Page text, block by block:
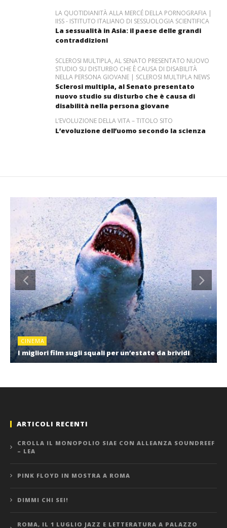
LA QUOTIDIANITÀ ALLA MERCÉ DELLA PORNOGRAFIA |
IISS - ISTITUTO ITALIANO DI SESSUOLOGIA SCIENTIFICA
La sessualità in Asia: il paese delle grandi
contraddizioni
SCLEROSI MULTIPLA, AL SENATO PRESENTATO NUOVO
STUDIO SU DISTURBO CHE È CAUSA DI DISABILITÀ
NELLA PERSONA GIOVANE | SCLEROSI MULTIPLA NEWS
Sclerosi multipla, al Senato presentato
nuovo studio su disturbo che è causa di
disabilità nella persona giovane
L’EVOLUZIONE DELLA VITA – TITOLO SITO
L’evoluzione dell’uomo secondo la scienza
CINEMA
I migliori film sugli squali per un’estate da brividi
ARTICOLI RECENTI
CROLLA IL MONOPOLIO SIAE CON ALLEANZA SOUNDREEF
– LEA
PINK FLOYD IN MOSTRA A ROMA
DIMMI CHI SEI!
ROMA, IL 1 LUGLIO JAZZ E LETTERATURA A PALAZZO